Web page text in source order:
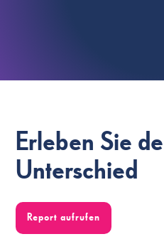
Erleben Sie
Unterschied
Report aufrufen